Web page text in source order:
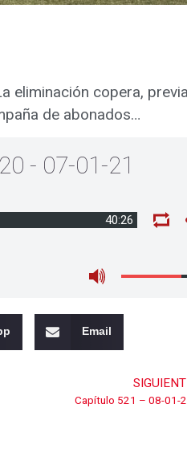
eliminación copera,
de abonados…
- 07-01-21
40:26
Email
Capítulo 521 – 08-01-